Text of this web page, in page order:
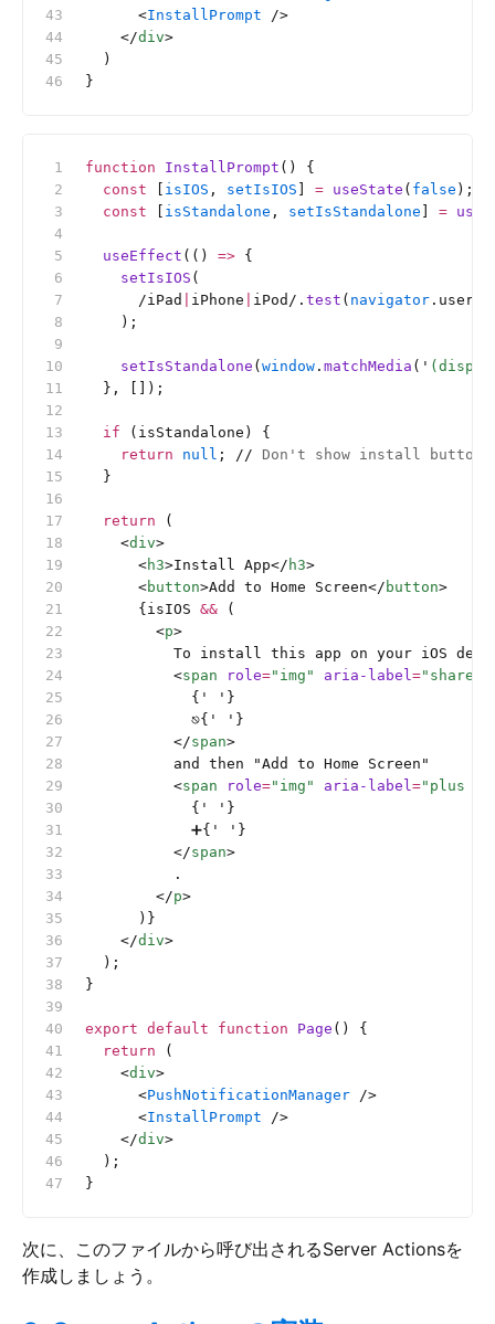
      <
InstallPrompt />
    </
div>
  )
}
function InstallPrompt () {
  const
isIOS , setIsIOS = useState ( false );
  const
isStandalone , setIsStandalone =
  useEffect
(() => {
    setIsIOS
(
      /iPad
iPhone iPod/ . test ( navigator
    );
    setIsStandalone
( window . matchMedia ( '
  }, []);
  if
(isStandalone) {
    return
null ; // Don't show install
  }
  return
(
    <
div>
      <
h3>Install App</ h3>
      <
button>Add to Home Screen</ button>
      {isIOS
&& (
        <
p>
To install this app on your iOS
          <
span role="img" aria-label="share
            {
' ' }
            ⎋{
' ' }
          </
span>
          and then "Add to Home Screen"
          <
span role="img" aria-label="plus
            {
' ' }
            ➕{
' ' }
          </
span>
          .
        </
p>
      )}
    </
div>
  );
}
export default function Page () {
  return
(
    <
div>
      <
PushNotificationManager />
      <
InstallPrompt />
    </
div>
  );
}
次に、このファイルから呼び出されるServer Actionsを
作成しましょう。